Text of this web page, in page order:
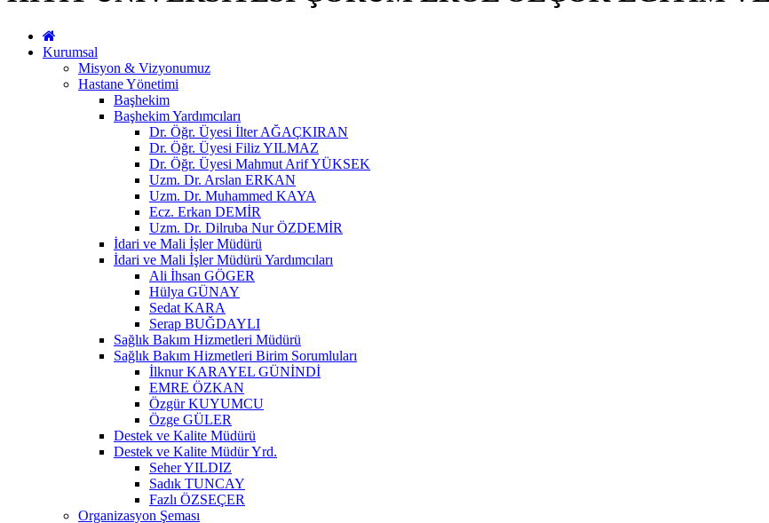
Kurumsal
Misyon & Vizyonumuz
Hastane Yönetimi
Başhekim
Başhekim Yardımcıları
Dr. Öğr. Üyesi İlter AĞAÇKIRAN
Dr. Öğr. Üyesi Filiz YILMAZ
Dr. Öğr. Üyesi Mahmut Arif YÜKSEK
Uzm. Dr. Arslan ERKAN
Uzm. Dr. Muhammed KAYA
Ecz. Erkan DEMİR
Uzm. Dr. Dilruba Nur ÖZDEMİR
İdari ve Mali İşler Müdürü
İdari ve Mali İşler Müdürü Yardımcıları
Ali İhsan GÖGER
Hülya GÜNAY
Sedat KARA
Serap BUĞDAYLI
Sağlık Bakım Hizmetleri Müdürü
Sağlık Bakım Hizmetleri Birim Sorumluları
İlknur KARAYEL GÜNİNDİ
EMRE ÖZKAN
Özgür KUYUMCU
Özge GÜLER
Destek ve Kalite Müdürü
Destek ve Kalite Müdür Yrd.
Seher YILDIZ
Sadık TUNCAY
Fazlı ÖZSEÇER
Organizasyon Şeması